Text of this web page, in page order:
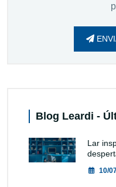
Blog Leardi -
Lar
10/